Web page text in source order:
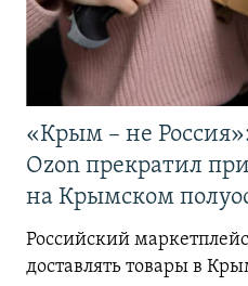
«Крым – не
Ozon прекратил
на Крымском
Российский
доставлять товары в